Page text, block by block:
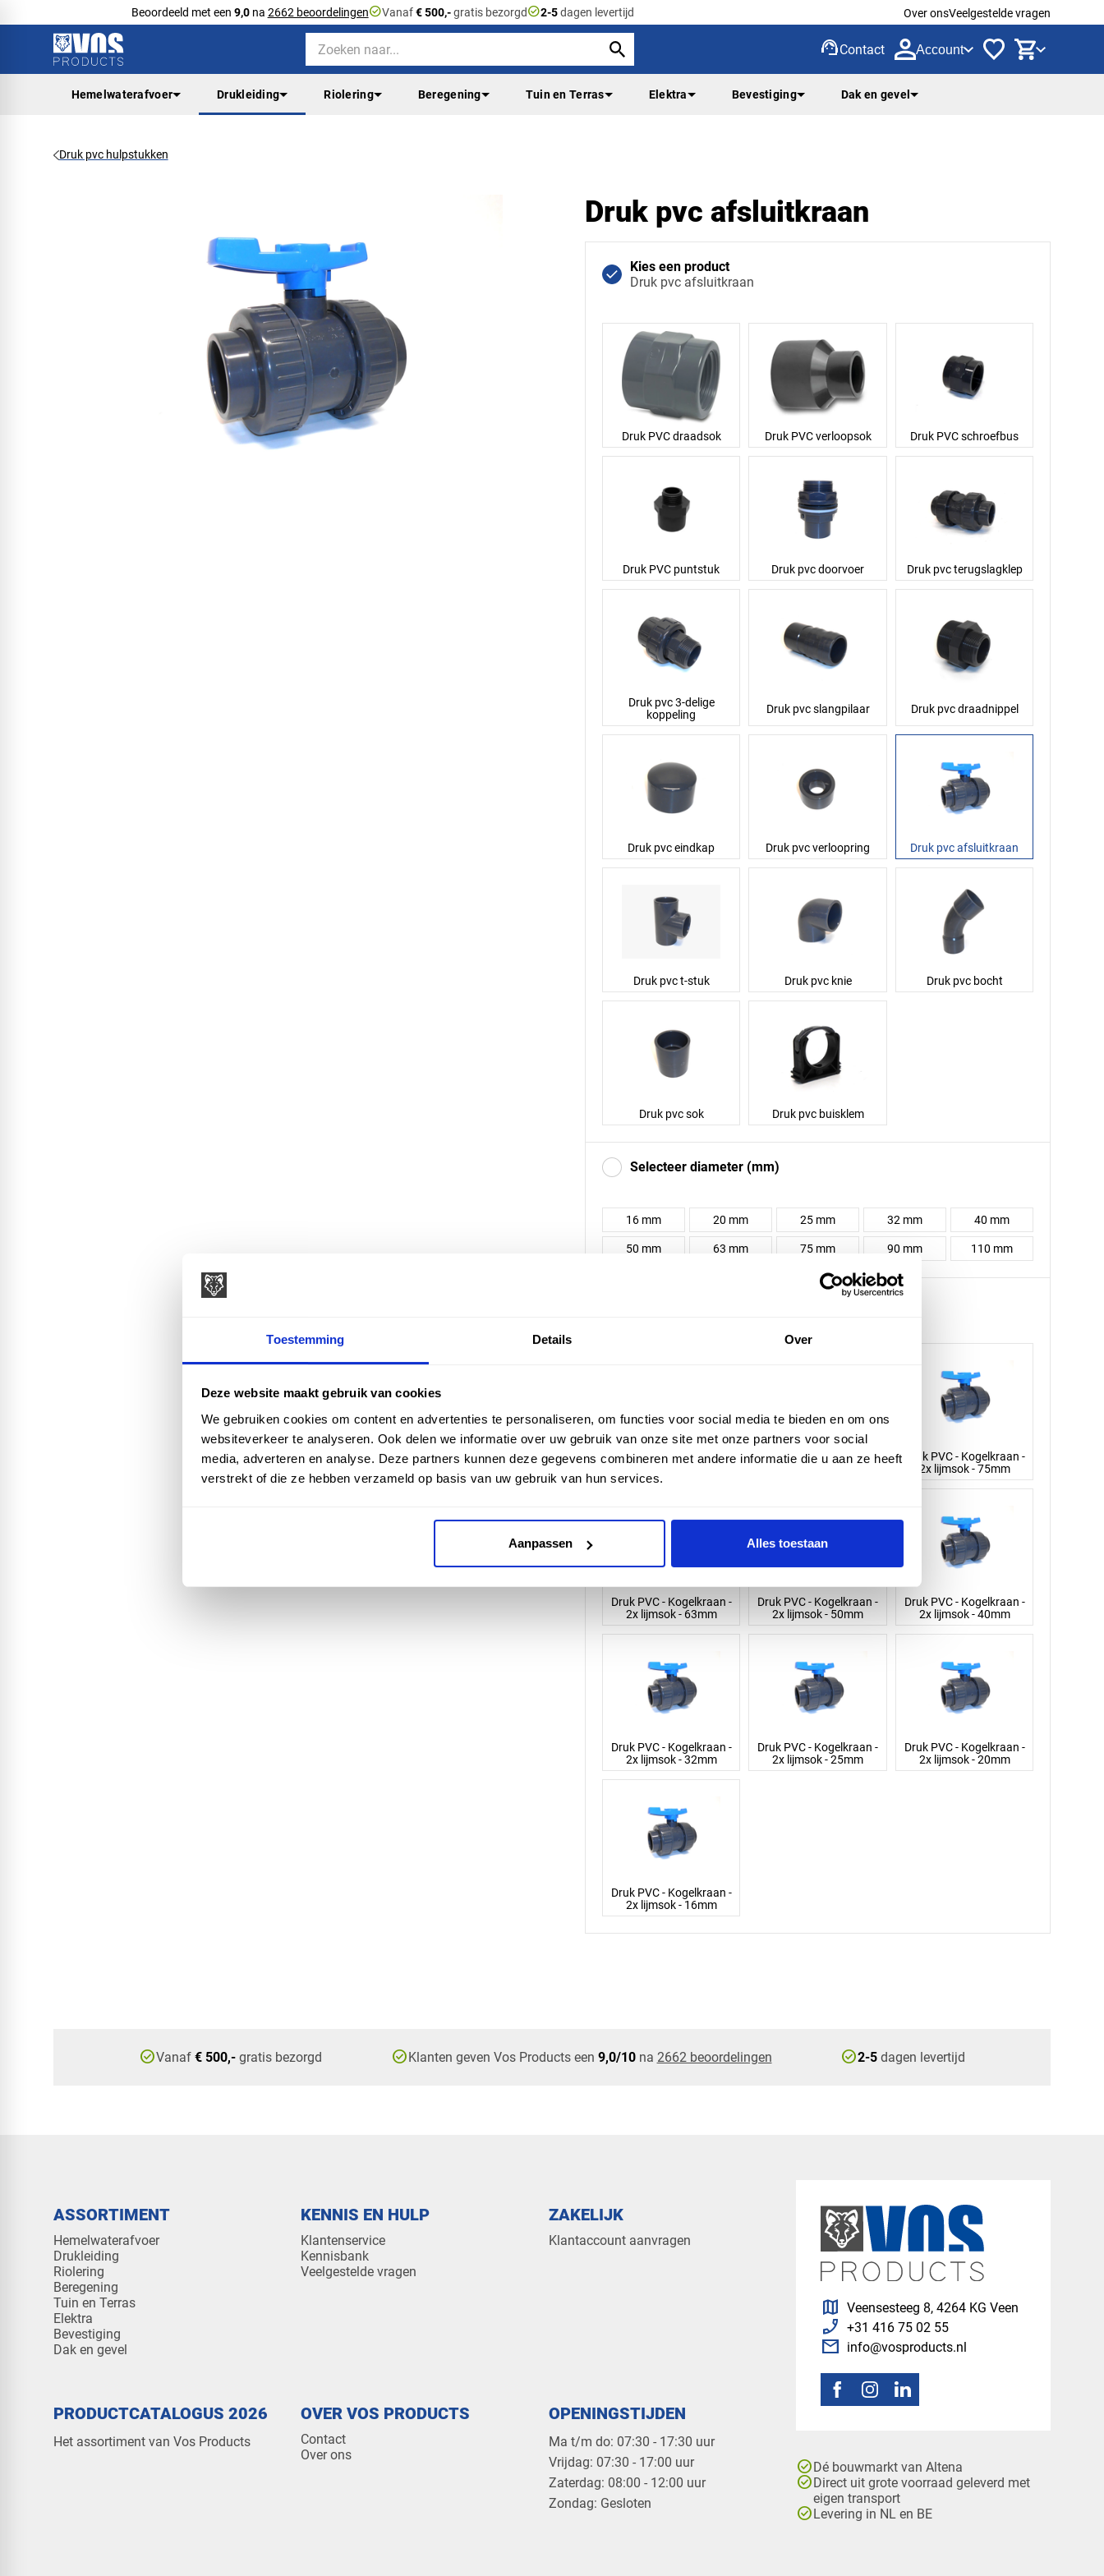
Toestemming Details Over
Deze website maakt gebruik van cookies
We gebruiken cookies om content en advertenties te personaliseren, om functies voor social media te bieden en om ons
websiteverkeer te analyseren. Ook delen we informatie over uw gebruik van onze site met onze partners voor social
media, adverteren en analyse. Deze partners kunnen deze gegevens combineren met andere informatie die u aan ze heeft
verstrekt of die ze hebben verzameld op basis van uw gebruik van hun services.
Aanpassen Alles toestaan
Beoordeeld met een 9,0na 2662 beoordelingencheck_circleVanaf€ 500,-gratis bezorgdcheck_circle2-5dagen levertijd Over onsVeelgestelde vragen
support_agentContact Account
Hemelwaterafvoer Drukleiding Riolering Beregening Tuin en Terras Elektra Bevestiging Dak en gevel
Druk pvc hulpstukken
Druk pvc afsluitkraan
Kies een product
Druk pvc afsluitkraan
Druk PVC draadsok Druk PVC verloopsok Druk PVC schroefbus
Druk PVC puntstuk Druk pvc doorvoer Druk pvc terugslagklep
Druk pvc 3-delige
koppeling
Druk pvc slangpilaar Druk pvc draadnippel
Druk pvc eindkap Druk pvc verloopring Druk pvc afsluitkraan
Druk pvc t-stuk Druk pvc knie Druk pvc bocht
Druk pvc sok Druk pvc buisklem
Selecteer diameter (mm)
16 mm 20 mm 25 mm 32 mm 40 mm
50 mm 63 mm 75 mm 90 mm 110 mm
Druk PVC - Kogelkraan -
Druk PVC - Kogelkraan -
Druk PVC - Kogelkraan -
2x lijmsok - 75mm
Druk PVC - Kogelkraan -
2x lijmsok - 63mm
Druk PVC - Kogelkraan -
2x lijmsok - 50mm
Druk PVC - Kogelkraan -
2x lijmsok - 40mm
Druk PVC - Kogelkraan -
2x lijmsok - 32mm
Druk PVC - Kogelkraan -
2x lijmsok - 25mm
Druk PVC - Kogelkraan -
2x lijmsok - 20mm
Druk PVC - Kogelkraan -
2x lijmsok - 16mm
check_circleVanaf € 500,-gratis bezorgd check_circleKlanten geven Vos Products een 9,0/10na 2662 beoordelingen check_circle2-5 dagen levertijd
ASSORTIMENT
Hemelwaterafvoer
Drukleiding
Riolering
Beregening
Tuin en Terras
Elektra
Bevestiging
Dak en gevel
KENNIS EN HULP
Klantenservice
Kennisbank
Veelgestelde vragen
ZAKELIJK
Klantaccount aanvragen
PRODUCTCATALOGUS 2026
Het assortiment van Vos Products
OVER VOS PRODUCTS
Contact
Over ons
OPENINGSTIJDEN
Ma t/m do: 07:30 - 17:30 uur
​Vrijdag: 07:30 - 17:00 uur
​Zaterdag: 08:00 - 12:00 uur
​Zondag: Gesloten
map Veensesteeg 8, 4264 KG Veen
phone_enabled +31 416 75 02 55
mail info@vosproducts.nl
check_circleDé bouwmarkt van Altena
check_circleDirect uit grote voorraad geleverd met
eigen transport
check_circleLevering in NL en BE